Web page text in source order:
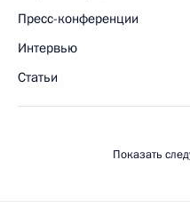
Пресс-конференции
Интервью
Статьи
Показать